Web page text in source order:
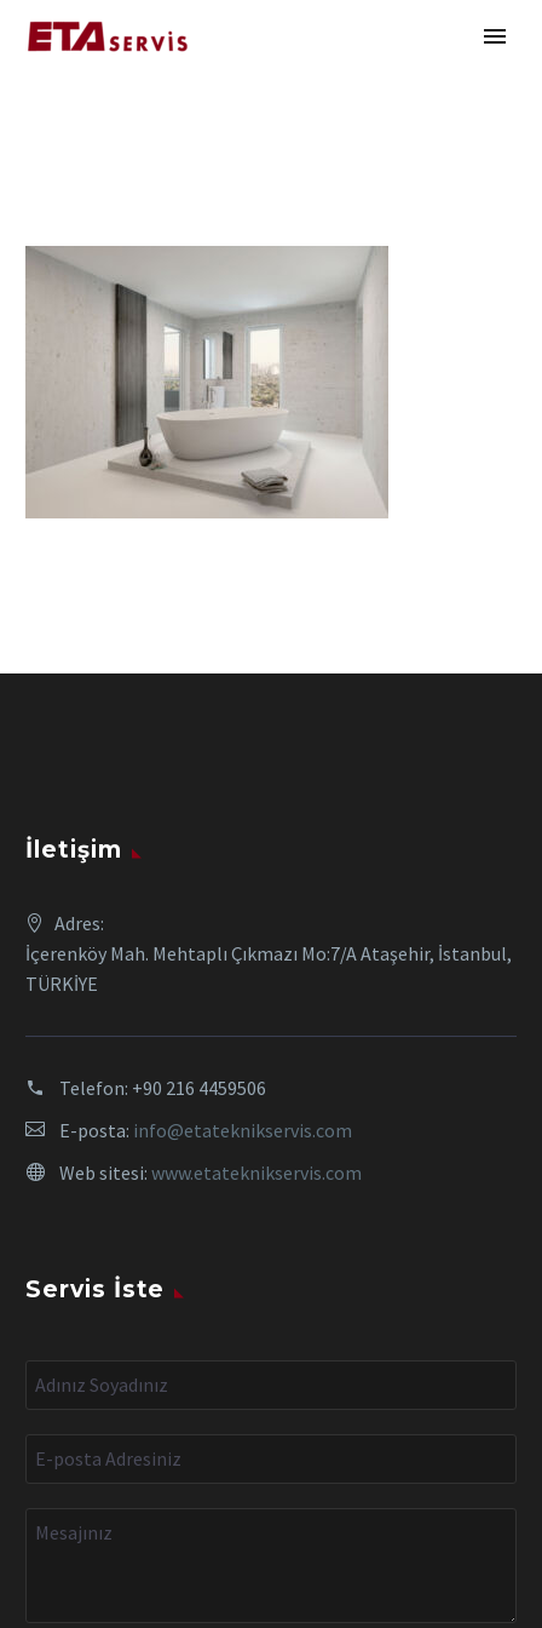
İletişim
Adres:
İçerenköy Mah. Mehtaplı Çıkmazı Mo:7/A Ataşehir, İstanbul,
TÜRKİYE
Telefon: +90 216 4459506
E-posta: info@etateknikservis.com
Web sitesi: www.etateknikservis.com
Servis İste